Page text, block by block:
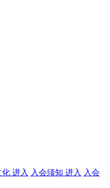
化 进入 入会须知 进入 入会